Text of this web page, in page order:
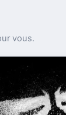
vous.